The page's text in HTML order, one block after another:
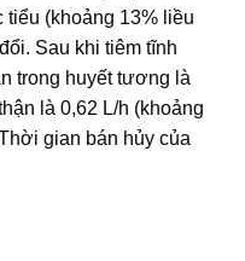
(khoảng 13% liều
Sau khi tiêm tĩnh
trong huyết tương là
là 0,62 L/h (khoảng
gian bán hủy của